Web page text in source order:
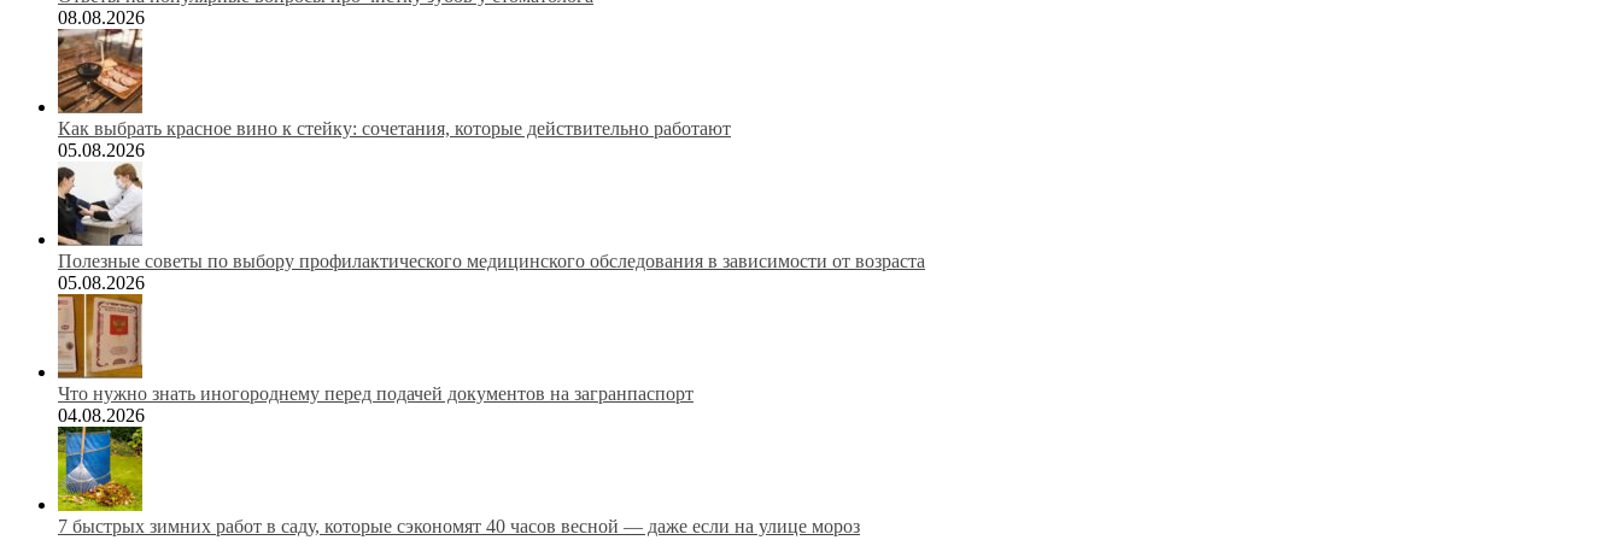
08.08.2026
Как выбрать красное вино к стейку: сочетания, которые действительно работают
05.08.2026
Полезные советы по выбору профилактического медицинского обследования в зависимости от возраста
05.08.2026
Что нужно знать иногороднему перед подачей документов на загранпаспорт
04.08.2026
7 быстрых зимних работ в саду, которые сэкономят 40 часов весной — даже если на улице мороз